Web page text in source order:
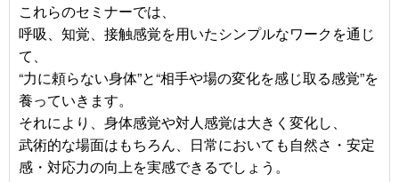
これらのセミナーでは、
呼吸、知覚、接触感覚を用いたシンプルなワークを通じ
て、
“力に頼らない身体”と“相手や場の変化を感じ取る感覚”を
養っていきます。
それにより、身体感覚や対人感覚は大きく変化し、
武術的な場面はもちろん、日常においても自然さ・安定
感・対応力の向上を実感できるでしょう。